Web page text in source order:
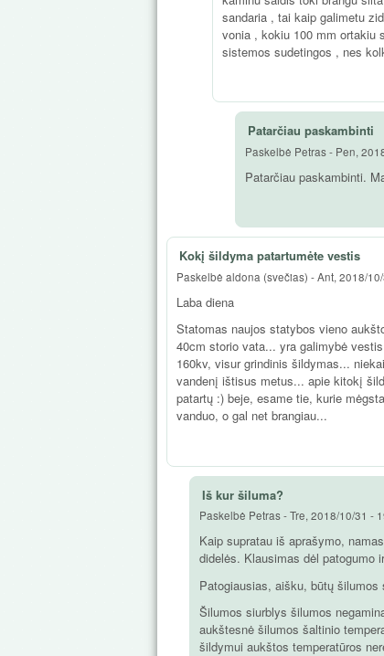
sandaria , tai kaip galimetu
vonia , kokiu 100 mm ortakiu
sistemos sudetingos , nes
Patarčiau paskambinti
Paskelbė Petras- Pen,
Patarčiau paskambinti.
Kokį šildyma patartumėte vestis
Paskelbė aldona (svečias) -Ant, 2018/
Laba diena
Statomas naujos statybos vieno
40cm storio vata... yra galimybė
160kv, visur grindinis šildymas...
vandenį ištisus metus... apie kitokį
patartų :) beje, esame tie, kurie
vanduo, o gal net brangiau...
Iš kur šiluma?
Paskelbė Petras-Tre, 2018/10/31 -
Kaip supratau iš aprašymo,
didelės. Klausimas dėl patogumo
Patogiausias, aišku, būtų
Šilumos siurblys šilumos
aukštesnė šilumos šaltinio
šildymui aukštos temperatūros